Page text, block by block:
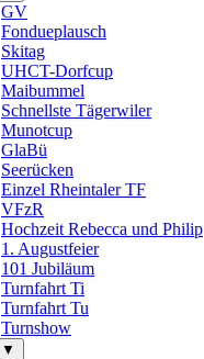
GV
Fondueplausch
Skitag
UHCT-Dorfcup
Maibummel
Schnellste Tägerwiler
Munotcup
GlaBü
Seerücken
Einzel Rheintaler TF
VFzR
Hochzeit Rebecca und Philip
1. Augustfeier
101 Jubiläum
Turnfahrt Ti
Turnfahrt Tu
Turnshow
▼